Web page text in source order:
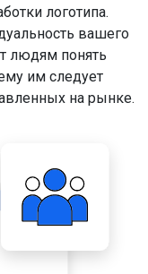
логотипа.
вашего
людям понять
им следует
на рынке.